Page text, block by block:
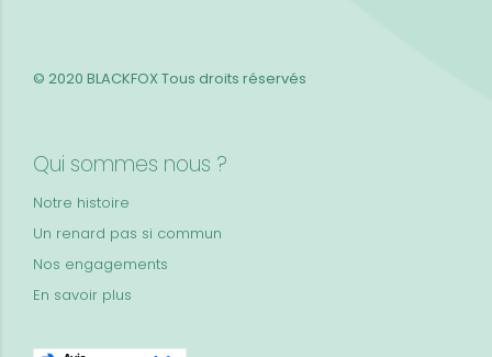
Qui sommes nous ?
Notre histoire
Un renard pas si commun
Nos engagements
En savoir plus
© 2020 BLACKFOXTous droits réservés